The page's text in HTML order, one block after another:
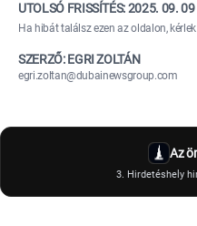
UTOLSÓ FRISSÍTÉS:2025. 09.
Ha hibát találsz ezen az oldalon, kérlek
SZERZŐ: EGRI ZOLTÁN
egri.zoltan@dubainewsgroup.com
Az
3. Hirdetéshely